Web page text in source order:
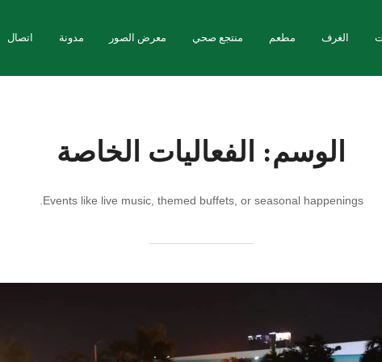
الغرف مطعم منتجع صحي معرض الصور مدونة اتصال
الوسم: الفعاليات الخاصة
Events like live music, themed buffets, or seasonal happenings.